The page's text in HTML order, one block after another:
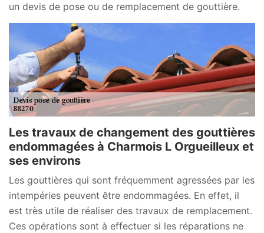
un devis de pose ou de remplacement de gouttière.
Les travaux de changement des gouttières
endommagées à Charmois L Orgueilleux et
ses environs
Les gouttières qui sont fréquemment agressées par les
intempéries peuvent être endommagées. En effet, il
est très utile de réaliser des travaux de remplacement.
Ces opérations sont à effectuer si les réparations ne